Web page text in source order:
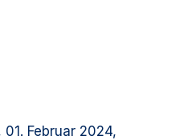
Februar 2024,